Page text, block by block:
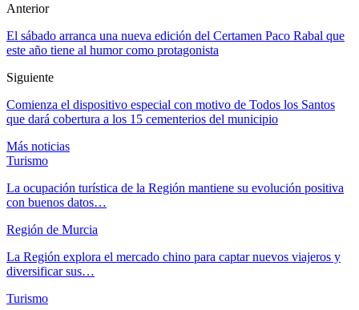
Anterior
El sábado arranca una nueva edición del Certamen Paco Rabal que
este año tiene al humor como protagonista
Siguiente
Comienza el dispositivo especial con motivo de Todos los Santos
que dará cobertura a los 15 cementerios del municipio
Más noticias
Turismo
La ocupación turística de la Región mantiene su evolución positiva
con buenos datos…
Región de Murcia
La Región explora el mercado chino para captar nuevos viajeros y
diversificar sus…
Turismo